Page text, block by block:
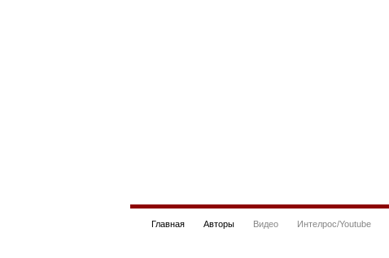
Главная Авторы Видео Интелрос/Youtube